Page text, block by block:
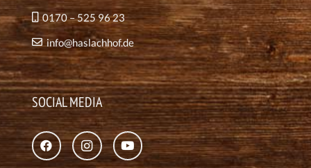
0170 – 525 96 23
info@haslachhof.de
SOCIAL MEDIA